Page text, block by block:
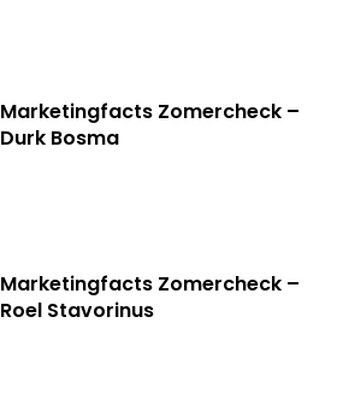
Marketingfacts Zomercheck –
Durk Bosma
Marketingfacts Zomercheck –
Roel Stavorinus